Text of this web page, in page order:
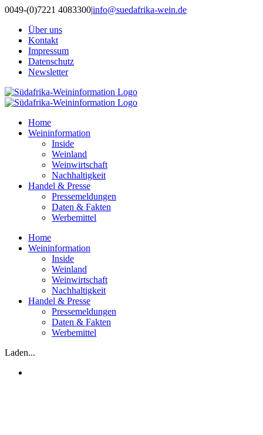
Zum
springen
0049-(0)7221 4083300|info@suedafrika-wein.de
Über uns
Kontakt
Impressum
Datenschutz
Newsletter
Home
Weininformation
Inside
Weinland
Weinwirtschaft
Nachhaltigkeit
Handel & Presse
Pressemeldungen
Daten & Fakten
Werbemittel
Home
Weininformation
Inside
Weinland
Weinwirtschaft
Nachhaltigkeit
Handel & Presse
Pressemeldungen
Daten & Fakten
Werbemittel
Laden...